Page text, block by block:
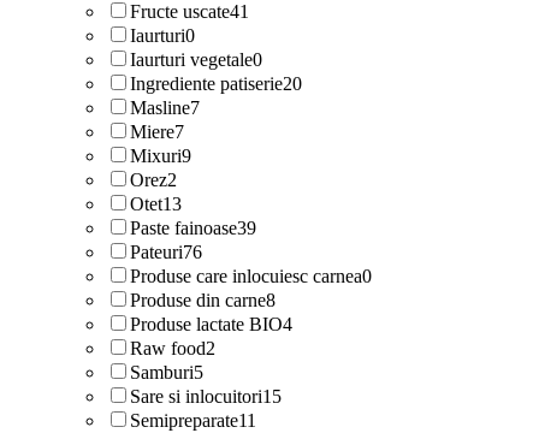
Fructe uscate41
Iaurturi0
Iaurturi vegetale0
Ingrediente patiserie20
Masline7
Miere7
Mixuri9
Orez2
Otet13
Paste fainoase39
Pateuri76
Produse care inlocuiesc carnea0
Produse din carne8
Produse lactate BIO4
Raw food2
Samburi5
Sare si inlocuitori15
Semipreparate11